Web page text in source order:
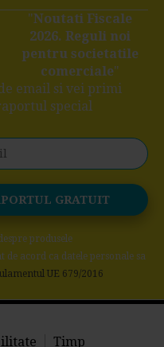
"Noutati Fiscale
2026. Reguli noi
pentru societatile
comerciale"
email si vei primi
special
produsele
de acord ca datele personale sa
UE 679/2016
Timp